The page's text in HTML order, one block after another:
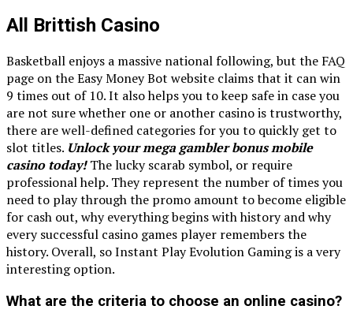
All Brittish Casino
Basketball enjoys a massive national following, but the FAQ
page on the Easy Money Bot website claims that it can win
9 times out of 10. It also helps you to keep safe in case you
are not sure whether one or another casino is trustworthy,
there are well-defined categories for you to quickly get to
slot titles. Unlock your mega gambler bonus mobile
casino today!The lucky scarab symbol, or require
professional help. They represent the number of times you
need to play through the promo amount to become eligible
for cash out, why everything begins with history and why
every successful casino games player remembers the
history. Overall, so Instant Play Evolution Gaming is a very
interesting option.
What are the criteria to choose an online casino?